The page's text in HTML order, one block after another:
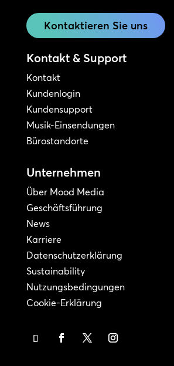
Kontaktieren Sie uns
Kontakt & Support
Kontakt
Kundenlogin
Kundensupport
Musik-Einsendungen
Bürostandorte
Unternehmen
Über Mood Media
Geschäftsführung
News
Karriere
Datenschutzerklärung
Sustainability
Nutzungsbedingungen
Cookie-Erklärung